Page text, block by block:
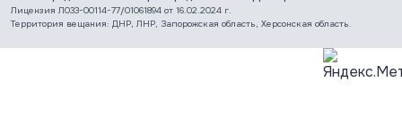
Лицензия Л033-00114-77/01061894 от 16.02.2024 г.
Территория вещания: ДНР, ЛНР, Запорожская область, Херсонская область.